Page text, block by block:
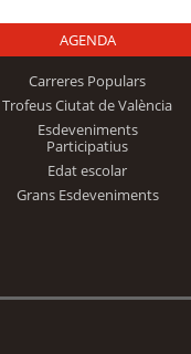
Logo Fundación
Trinidad Alfonso
AGENDA
Carreres Populars
Trofeus Ciutat de València
Esdeveniments
Participatius
Edat escolar
Grans Esdeveniments